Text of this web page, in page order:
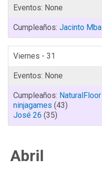
Jacinto Mba
Viernes - 31
NaturalFloor
ninjagames (43)
José 26 (35)
Abril